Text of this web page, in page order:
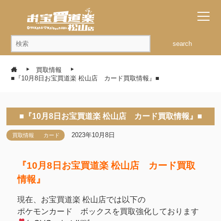
search
買取情報
■『10月8日お宝買道楽 松山店 カード買取情報』■
■『10月8日お宝買道楽 松山店 カード買取情報』■
買取情報 カード 2023年10月8日
『10月8日お宝買道楽 松山店 カード買取
情報』
現在、お宝買道楽 松山店では以下の
ポケモンカード ボックスを買取強化しております